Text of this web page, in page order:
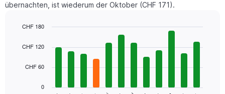
übernachten, ist wiederum der Oktober (CHF 171).
chart
bars.
graphic.
0
CHF 60
CHF 120
CHF 180